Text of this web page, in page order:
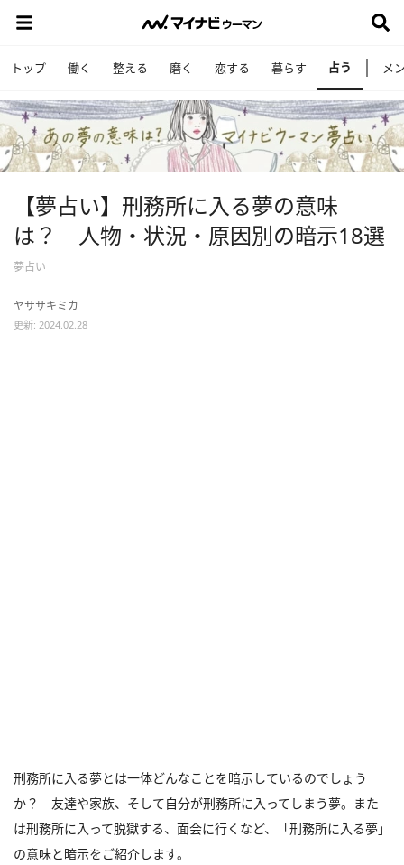
トップ 働く 整える 磨く 恋する 暮らす 占う メ
【夢占い】刑務所に入る夢の意味
は？ 人物・状況・原因別の暗示18選
夢占い
ヤササキミカ
更新: 2024.02.28
刑務所に入る夢とは一体どんなことを暗示しているのでしょう
か？ 友達や家族、そして自分が刑務所に入ってしまう夢。また
は刑務所に入って脱獄する、面会に行くなど、「刑務所に入る夢」
の意味と暗示をご紹介します。